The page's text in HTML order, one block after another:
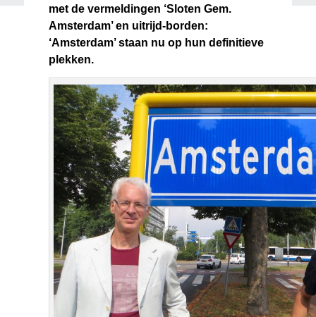
met de vermeldingen ‘Sloten Gem.
Amsterdam’ en uitrijd-borden:
‘Amsterdam’ staan nu op hun definitieve
plekken.